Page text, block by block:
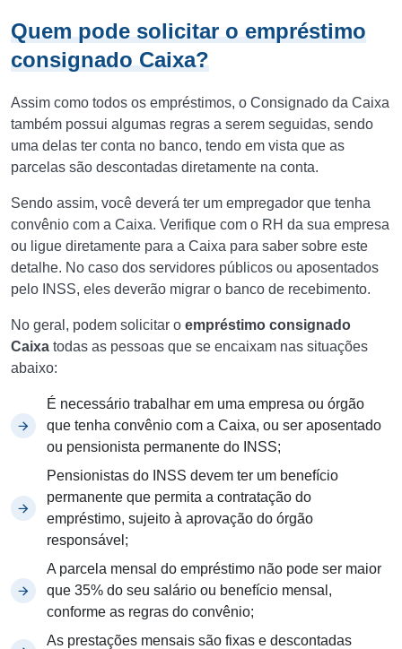
Quem pode solicitar o empréstimo
consignado Caixa?
Assim como todos os empréstimos, o Consignado da Caixa
também possui algumas regras a serem seguidas, sendo
uma delas ter conta no banco, tendo em vista que as
parcelas são descontadas diretamente na conta.
Sendo assim, você deverá ter um empregador que tenha
convênio com a Caixa. Verifique com o RH da sua empresa
ou ligue diretamente para a Caixa para saber sobre este
detalhe. No caso dos servidores públicos ou aposentados
pelo INSS, eles deverão migrar o banco de recebimento.
No geral, podem solicitar o empréstimo consignado
Caixa todas as pessoas que se encaixam nas situações
abaixo:
É necessário trabalhar em uma empresa ou órgão
que tenha convênio com a Caixa, ou ser aposentado
ou pensionista permanente do INSS;
Pensionistas do INSS devem ter um benefício
permanente que permita a contratação do
empréstimo, sujeito à aprovação do órgão
responsável;
A parcela mensal do empréstimo não pode ser maior
que 35% do seu salário ou benefício mensal,
conforme as regras do convênio;
As prestações mensais são fixas e descontadas